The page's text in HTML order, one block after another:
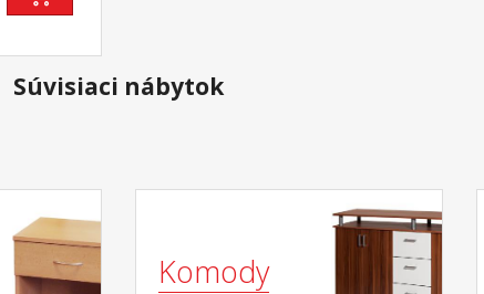
Súvisiaci nábytok
Komody